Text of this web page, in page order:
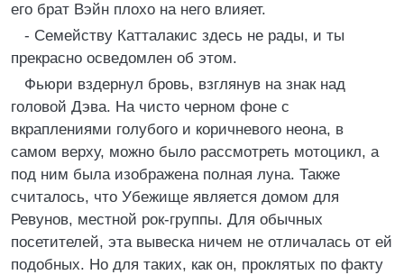
его брат Вэйн плохо на него влияет.
- Семейству Катталакис здесь не рады, и ты
прекрасно осведомлен об этом.
Фьюри вздернул бровь, взглянув на знак над
головой Дэва. На чисто черном фоне с
вкраплениями голубого и коричневого неона, в
самом верху, можно было рассмотреть мотоцикл, а
под ним была изображена полная луна. Также
считалось, что Убежище является домом для
Ревунов, местной рок-группы. Для обычных
посетителей, эта вывеска ничем не отличалась от ей
подобных. Но для таких, как он, проклятых по факту